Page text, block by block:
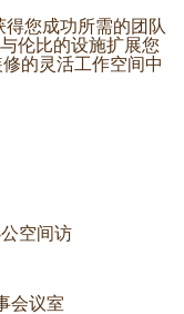
您成功所需的团队
伦比的设施扩展您
的灵活工作空间中
空间访
会议室